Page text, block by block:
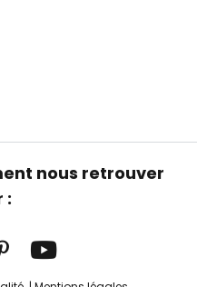
nous retrouver
: